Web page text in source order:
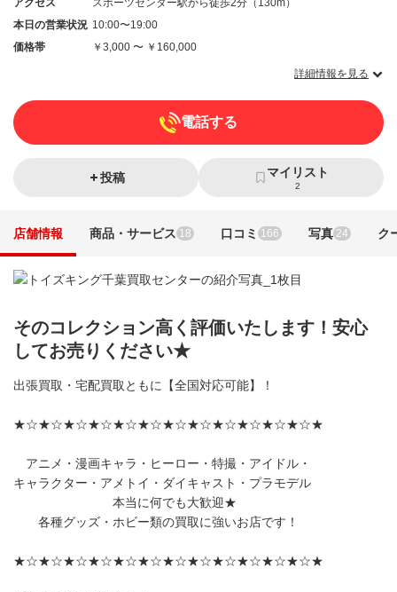
アクセス
スポーツセンター駅から徒歩2分（130m）
本日の営業状況 10:00〜19:00
価格帯
￥3,000 〜 ￥160,000
詳細情報を見る
電話する
投稿 マイリスト
2
店舗情報 商品・サービス 18 口コミ 166 写真 24 ク
そのコレクション高く評価いたします！安心
してお売りください★
出張買取・宅配買取ともに【全国対応可能】！
★☆★☆★☆★☆★☆★☆★☆★☆★☆★☆★☆★☆★
アニメ・漫画キャラ・ヒーロー・特撮・アイドル・
キャラクター・アメトイ・ダイキャスト・プラモデル
本当に何でも大歓迎★
各種グッズ・ホビー類の買取に強いお店です！
★☆★☆★☆★☆★☆★☆★☆★☆★☆★☆★☆★☆★